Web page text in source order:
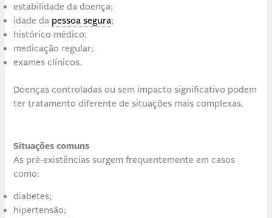
estabilidade da doença;
idade da pessoa segura;
histórico médico;
medicação regular;
exames clínicos.
Doenças controladas ou sem impacto significativo podem
ter tratamento diferente de situações mais complexas.
Situações comuns
As pré-existências surgem frequentemente em casos
como:
diabetes;
hipertensão;